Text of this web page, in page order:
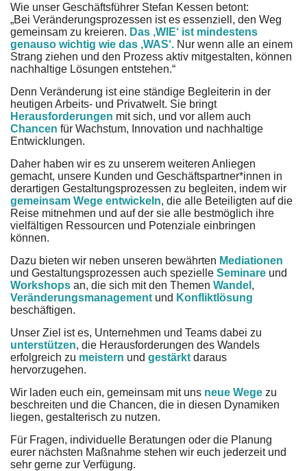
Wie unser Geschäftsführer Stefan Kessen betont:
„Bei Veränderungsprozessen ist es essenziell, den Weg
gemeinsam zu kreieren. Das ‚WIE‘ ist mindestens
genauso wichtig wie das ‚WAS‘. Nur wenn alle an einem
Strang ziehen und den Prozess aktiv mitgestalten, können
nachhaltige Lösungen entstehen.“
Denn Veränderung ist eine ständige Begleiterin in der
heutigen Arbeits- und Privatwelt. Sie bringt
Herausforderungen mit sich, und vor allem auch
Chancen für Wachstum, Innovation und nachhaltige
Entwicklungen.
Daher haben wir es zu unserem weiteren Anliegen
gemacht, unsere Kunden und Geschäftspartner*innen in
derartigen Gestaltungsprozessen zu begleiten, indem wir
gemeinsam Wege entwickeln, die alle Beteiligten auf die
Reise mitnehmen und auf der sie alle bestmöglich ihre
vielfältigen Ressourcen und Potenziale einbringen
können.
Dazu bieten wir neben unseren bewährten Mediationen
und Gestaltungsprozessen auch spezielle Seminare und
Workshops an, die sich mit den Themen Wandel ,
Veränderungsmanagement und Konfliktlösung
beschäftigen.
Unser Ziel ist es, Unternehmen und Teams dabei zu
unterstützen, die Herausforderungen des Wandels
erfolgreich zu meistern und gestärkt daraus
hervorzugehen.
Wir laden euch ein, gemeinsam mit uns neue Wege zu
beschreiten und die Chancen, die in diesen Dynamiken
liegen, gestalterisch zu nutzen.
Für Fragen, individuelle Beratungen oder die Planung
eurer nächsten Maßnahme stehen wir euch jederzeit und
sehr gerne zur Verfügung.